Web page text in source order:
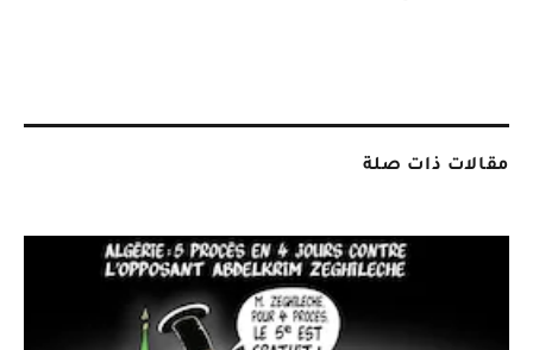
مقالات ذات صلة